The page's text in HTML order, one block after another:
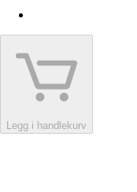
Legg i handlekurv